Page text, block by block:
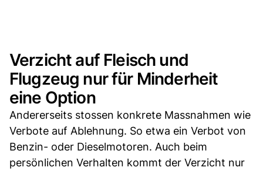
Verzicht auf Fleisch und
Flugzeug nur für Minderheit
eine Option
Andererseits stossen konkrete Massnahmen wie
Verbote auf Ablehnung. So etwa ein Verbot von
Benzin- oder Dieselmotoren. Auch beim
persönlichen Verhalten kommt der Verzicht nur